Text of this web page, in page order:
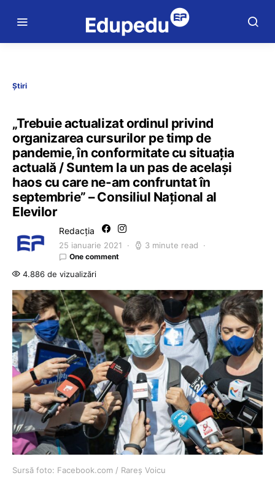
Știri
„Trebuie actualizat ordinul privind
organizarea cursurilor pe timp de
pandemie, în conformitate cu situația
actuală / Suntem la un pas de același
haos cu care ne-am confruntat în
septembrie” – Consiliul Național al
Elevilor
Redacția
25 ianuarie 2021 3 minute read
One comment
4.886 de vizualizări
Sursă foto: Facebook.com / Rareș Voicu